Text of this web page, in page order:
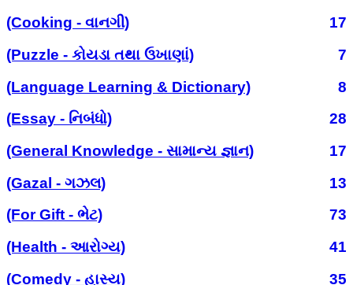
(Cooking - વાનગી)
17
(Puzzle - કોયડા તથા ઉખાણાં)
7
(Language Learning & Dictionary)
8
(Essay - નિબંધો)
28
(General Knowledge - સામાન્ય જ્ઞાન)
17
(Gazal - ગઝલ)
13
(For Gift - ભેટ)
73
(Health - આરોગ્ય)
41
(Comedy - હાસ્ય)
35